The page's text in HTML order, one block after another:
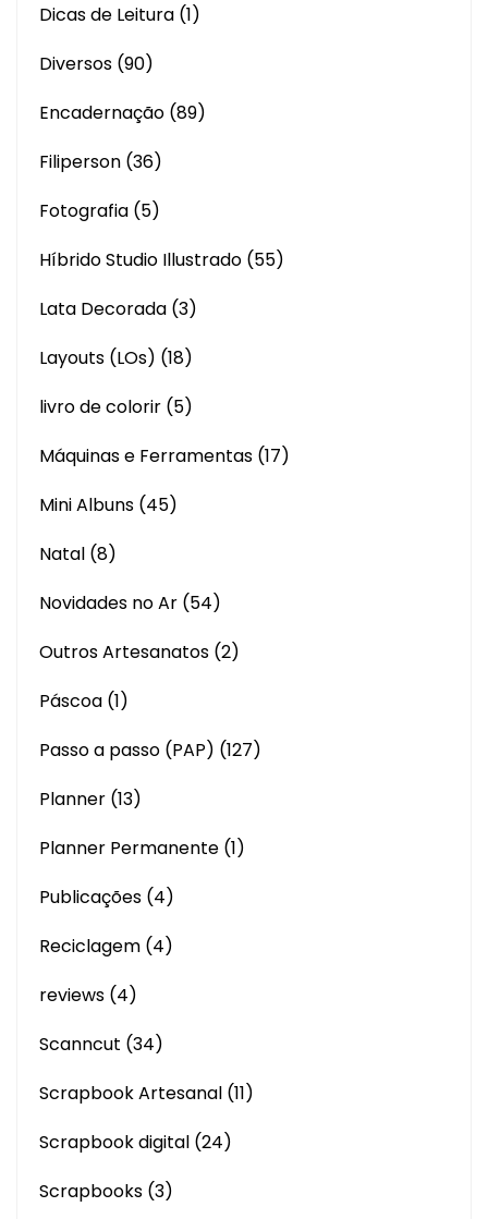
Dicas de Leitura (1)
Diversos (90)
Encadernação (89)
Filiperson (36)
Fotografia (5)
Híbrido Studio Illustrado (55)
Lata Decorada (3)
Layouts (LOs) (18)
livro de colorir (5)
Máquinas e Ferramentas (17)
Mini Albuns (45)
Natal (8)
Novidades no Ar (54)
Outros Artesanatos (2)
Páscoa (1)
Passo a passo (PAP) (127)
Planner (13)
Planner Permanente (1)
Publicações (4)
Reciclagem (4)
reviews (4)
Scanncut (34)
Scrapbook Artesanal (11)
Scrapbook digital (24)
Scrapbooks (3)